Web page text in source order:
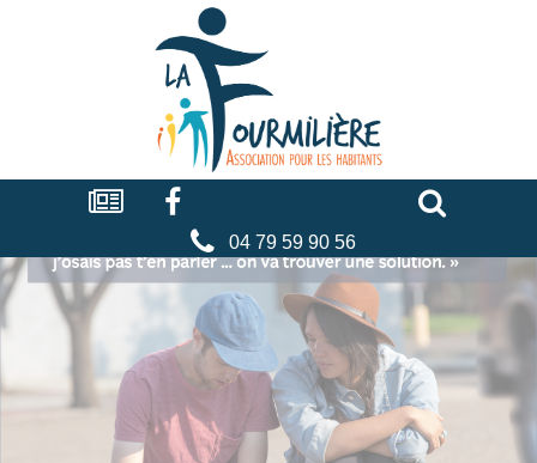
La
fourmilière
Actualités Facebook
04 79 59 90 56
Cookies management panel